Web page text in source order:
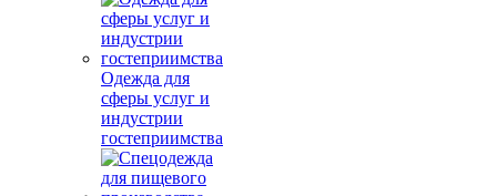
Одежда для
сферы услуг и
индустрии
гостеприимства